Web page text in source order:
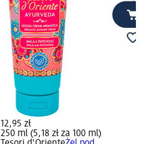
12,95 zł
250 ml (5,18 zł za 100 ml)